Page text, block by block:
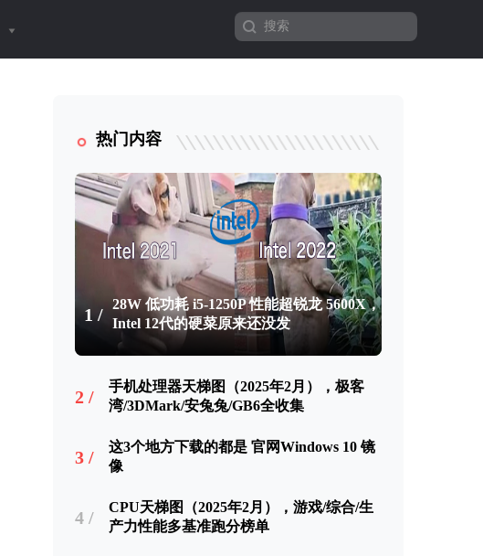
热门内容
1 /
28W 低功耗 i5-1250P 性能超锐龙 5600X，
Intel 12代的硬菜原来还没发
2 /
手机处理器天梯图（2025年2月），极客
湾/3DMark/安兔兔/GB6全收集
3 /
这3个地方下载的都是 官网Windows 10 镜
像
4 /
CPU天梯图（2025年2月），游戏/综合/生
产力性能多基准跑分榜单